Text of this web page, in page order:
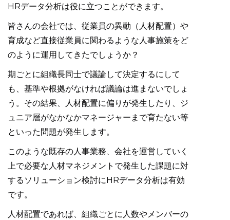
HRデータ分析は役に立つことができます。
皆さんの会社では、従業員の異動（人材配置）や
育成など直接従業員に関わるような人事施策をど
のように運用してきたでしょうか？
期ごとに組織長同士で議論して決定するにして
も、基準や根拠がなければ議論は進まないでしょ
う。その結果、人材配置に偏りが発生したり、ジ
ュニア層がなかなかマネージャーまで育たない等
といった問題が発生します。
このような既存の人事業務、会社を運営していく
上で必要な人材マネジメントで発生した課題に対
するソリューション検討にHRデータ分析は有効
です。
人材配置であれば、組織ごとに人数やメンバーの